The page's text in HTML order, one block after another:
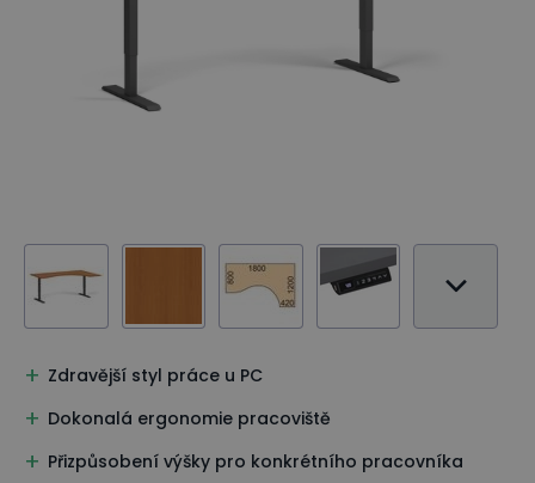
Zdravější styl práce u PC
Dokonalá ergonomie pracoviště
Přizpůsobení výšky pro konkrétního pracovníka